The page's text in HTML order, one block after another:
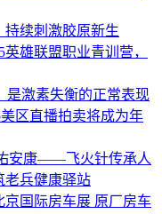
持续刺激胶原新生
雄联盟职业青训营，
是激素失衡的正常表现
区直播拍卖将成为年
安康——飞火针传承人
老兵健康驿站
国际房车展 原厂房车